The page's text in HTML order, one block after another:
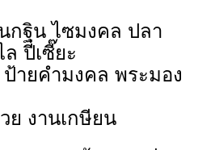
กฐิน ไซมงคล ปลา
ปี่เซี๊ยะ
ายคำมงคล พระมอง
ย งานเกษียน